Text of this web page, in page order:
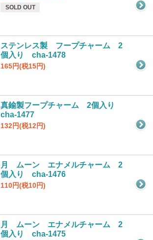
SOLD OUT
ステンレス製 フープチャーム 2
個入り cha-1478
165円(税15円)
真鍮製フープチャーム 2個入り
cha-1477
132円(税12円)
月 ムーン エナメルチャーム 2
個入り cha-1476
110円(税10円)
月 ムーン エナメルチャーム 2
個入り cha-1475